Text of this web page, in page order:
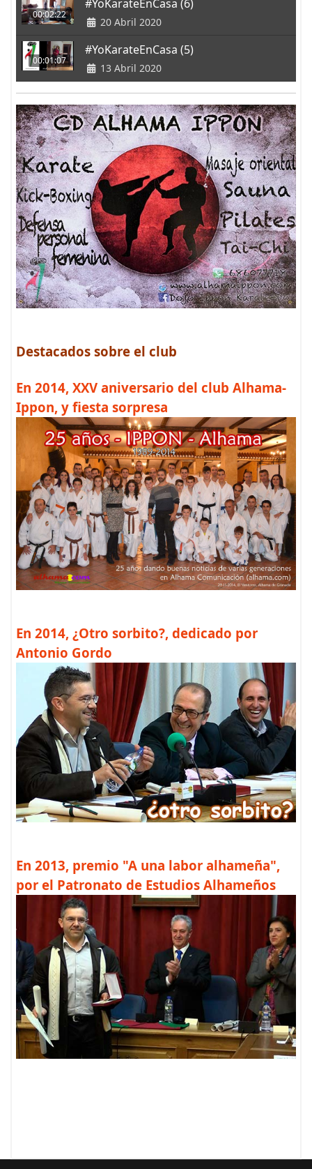
00:02:22
#YoKarateEnCasa (6)
20 Abril 2020
00:01:07
#YoKarateEnCasa (5)
13 Abril 2020
Destacados sobre el club
En 2014, XXV aniversario del club Alhama-
Ippon, y fiesta sorpresa
En 2014, ¿Otro sorbito?, dedicado por
Antonio Gordo
En 2013, premio "A una labor alhameña",
por el Patronato de Estudios Alhameños